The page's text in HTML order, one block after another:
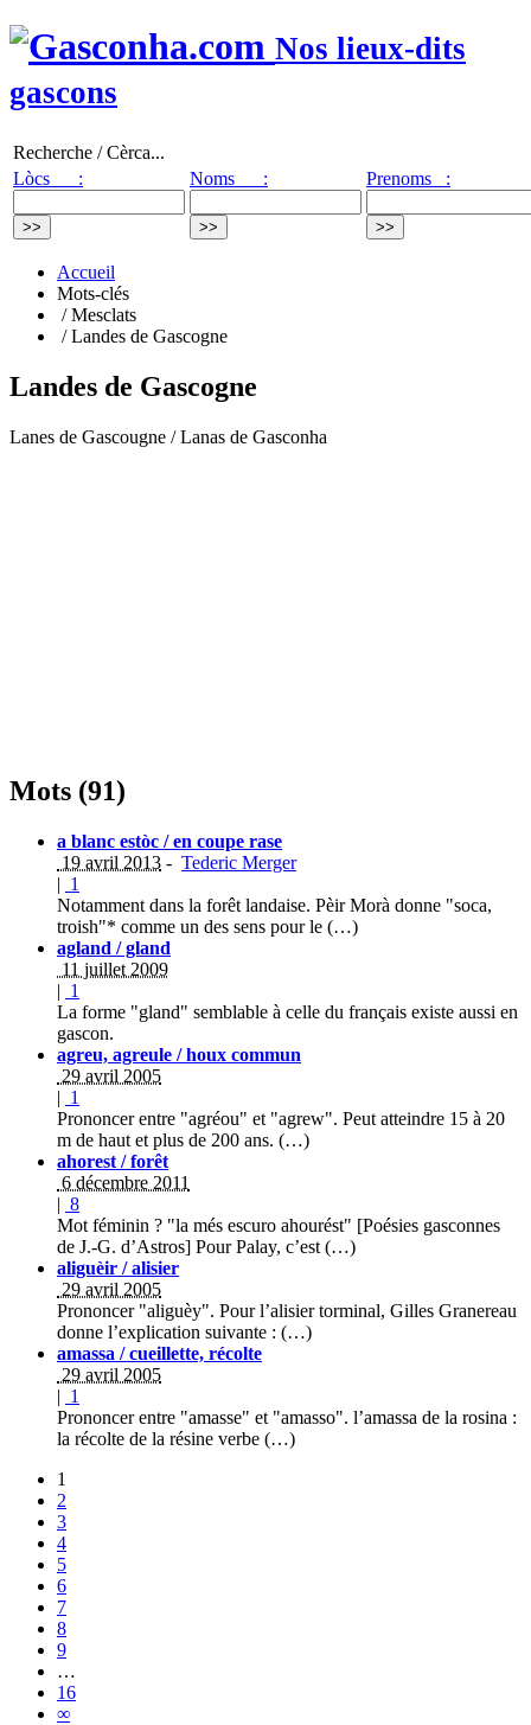
Nos lieux-dits
gascons
Recherche / Cèrca...
Lòcs :
Noms : Prenoms :
Accueil
Mots-clés
/ Mesclats
/ Landes de Gascogne
Landes de Gascogne
Lanes de Gascougne / Lanas de Gasconha
Mots (91)
a blanc estòc / en coupe rase
19 avril 2013 - Tederic Merger
| 1
Notamment dans la forêt landaise. Pèir Morà donne "soca,
troish"* comme un des sens pour le (…)
agland / gland
11 juillet 2009
| 1
La forme "gland" semblable à celle du français existe aussi en
gascon.
agreu, agreule / houx commun
29 avril 2005
| 1
Prononcer entre "agréou" et "agrew". Peut atteindre 15 à 20
m de haut et plus de 200 ans. (…)
ahorest / forêt
6 décembre 2011
| 8
Mot féminin ? "la més escuro ahourést" [Poésies gasconnes
de J.-G. d’Astros] Pour Palay, c’est (…)
aliguèir / alisier
29 avril 2005
Prononcer "aliguèy". Pour l’alisier torminal, Gilles Granereau
donne l’explication suivante : (…)
amassa / cueillette, récolte
29 avril 2005
| 1
Prononcer entre "amasse" et "amasso". l’amassa de la rosina :
la récolte de la résine verbe (…)
1
2
3
4
5
6
7
8
9
…
16
∞